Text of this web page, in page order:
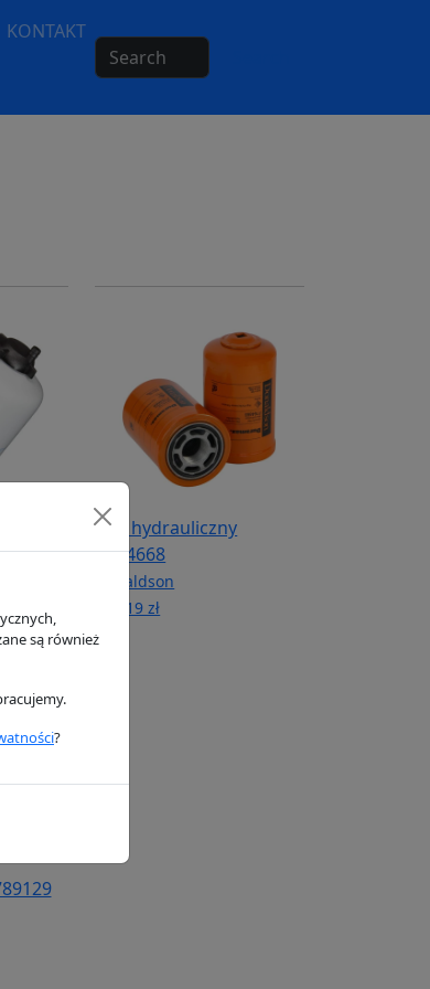
KONTAKT
Filtr hydrauliczny
P764668
Donaldson
148.19 zł
są również
?